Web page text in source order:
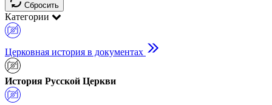
Сбросить
Категории
Церковная история в документах
История Русской Церкви